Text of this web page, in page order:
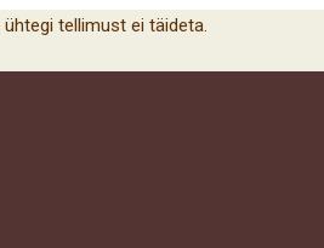
tellimust ei täideta.